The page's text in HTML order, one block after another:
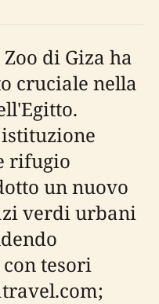
di Giza ha
cruciale nella
rifugio
un nuovo
verdi urbani
tesori